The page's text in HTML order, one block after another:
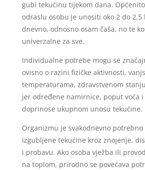
gubi tekućinu tijekom dana.
odraslu osobu je unositi oko 2 do 2,5
dnevno, odnosno osam čaša, no te
univerzalne za sve.
Individualne potrebe mogu se
ovisno o razini fizičke aktivnosti,
temperaturama, zdravstvenom
jer određene namirnice, poput voća
doprinose ukupnom unosu tekućine.
Organizmu je svakodnevno
izgubljene tekućine kroz znojenje,
i probavu. Ako osoba vježba ili
na toplom, prirodno se povećava